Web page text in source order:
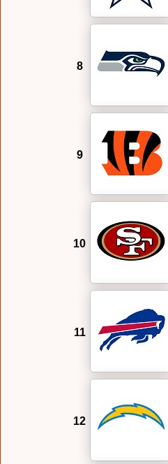
8
9
10
11
12